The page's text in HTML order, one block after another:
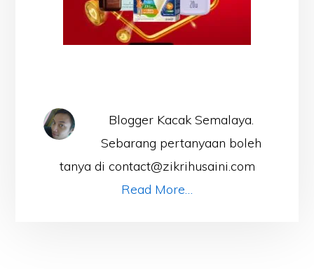
Blogger Kacak Semalaya.
Sebarang pertanyaan boleh
tanya di contact@zikrihusaini.com
Read More…